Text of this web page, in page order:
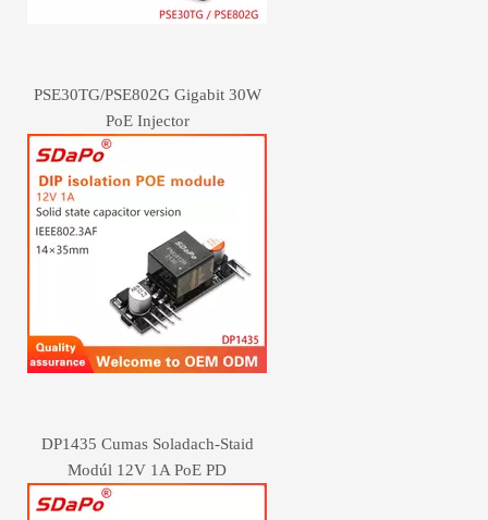
PSE30TG/PSE802G Gigabit 30W
PoE Injector
DP1435 Cumas Soladach-Staid
Modúl 12V 1A PoE PD